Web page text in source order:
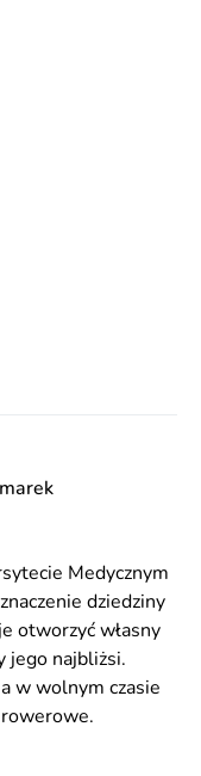
Medycznym
dziedziny
otworzyć własny
jego najbliżsi.
w wolnym czasie